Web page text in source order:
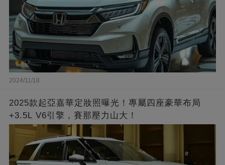
2024/11/18
2025款起亞嘉華定妝照曝光！專屬四座豪華布局
+3.5L V6引擎，賽那壓力山大！